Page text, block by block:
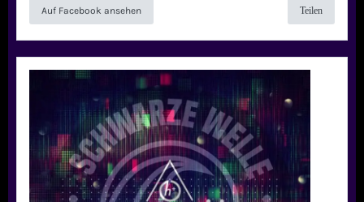
Auf Facebook ansehen Teilen